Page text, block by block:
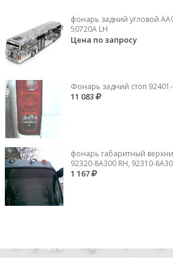
фонарь задний угловой
50720A LH
Цена по запросу
Фонарь задний стоп
11 083
фонарь габаритный
92320-8A300 RH, 92310-
1 167